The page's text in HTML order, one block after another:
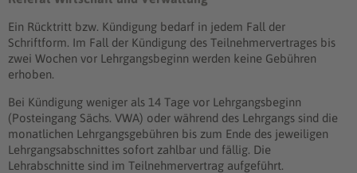
Ein Rücktritt bzw. Kündigung bedarf in jedem Fall der
Schriftform. Im Fall der Kündigung des Teilnehmervertrages bis
zwei Wochen vor Lehrgangsbeginn werden keine Gebühren
erhoben.
Bei Kündigung weniger als 14 Tage vor Lehrgangsbeginn
(Posteingang Sächs. VWA) oder während des Lehrgangs sind die
monatlichen Lehrgangsgebühren bis zum Ende des jeweiligen
Lehrgangsabschnittes sofort zahlbar und fällig. Die
Lehrabschnitte sind im Teilnehmervertrag aufgeführt.